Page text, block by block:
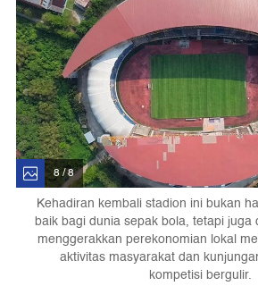
8 / 8
Kehadiran kembali stadion ini bukan
baik bagi dunia sepak bola, tetapi juga
menggerakkan perekonomian lokal
aktivitas masyarakat dan
kompetisi bergulir.